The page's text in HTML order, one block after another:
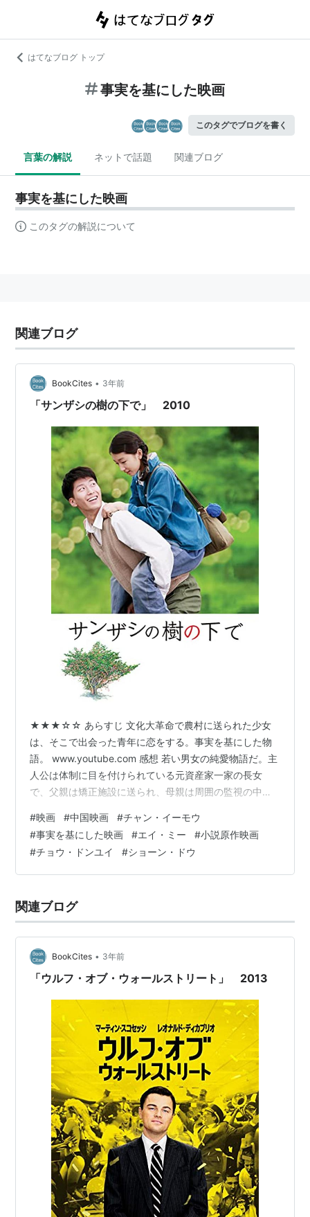
はてなブログ トップ
事実を基にした映画
このタグでブログを書く
言葉の解説 ネットで話題 関連ブログ
事実を基にした映画
このタグの解説について
関連ブログ
BookCites • 3年前
「サンザシの樹の下で」 2010
★★★☆☆ あらすじ 文化大革命で農村に送られた少女
は、そこで出会った青年に恋をする。事実を基にした物
語。 www.youtube.com 感想 若い男女の純愛物語だ。主
人公は体制に目を付けられている元資産家一家の長女
で、父親は矯正施設に送られ、母親は周囲の監視の中、
いる。 二人は農村で出会い、町に戻った後も密かに会い
続ける。人目を気にしながらそれでも会わずにはいられ
ない、といった様子の二人の姿は初々しかった。 親密さ
を増していく二人だったが、ある時主人公の母親に見つ
てそんなことを一方的に言って…
#映画 #中国映画 #チャン・イーモウ
#事実を基にした映画 #エイ・ミー #小説原作映画
#チョウ・ドンユイ #ショーン・ドウ
関連ブログ
BookCites • 3年前
「ウルフ・オブ・ウォールストリート」 2013